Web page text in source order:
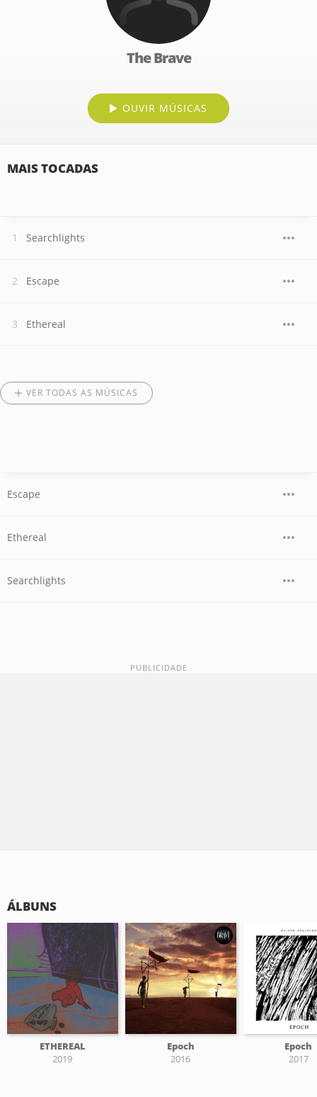
The Brave
OUVIR MÚSICAS
MAIS TOCADAS
Searchlights
Escape
Ethereal
VER TODAS AS MÚSICAS
Escape
Ethereal
Searchlights
ÁLBUNS
ETHEREAL
2019
Epoch
2016
Epoch
2017